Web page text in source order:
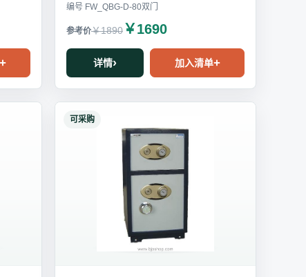
编号 FW_QBG-D-80双门
￥1890 ￥1690
详情 加入清单
可采购